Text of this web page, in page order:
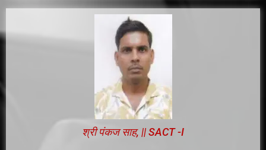
श्री पंकज साह, || SACT -I